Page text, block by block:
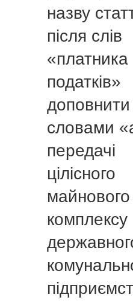
назву
після слів
«платника
податків»
доповнити
словами
передачі
цілісного
майнового
комплексу